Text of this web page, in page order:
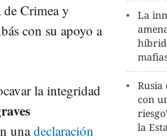
La
Rusia
con
la
de Crimea y
con su apoyo a
la integridad
unadeclaración